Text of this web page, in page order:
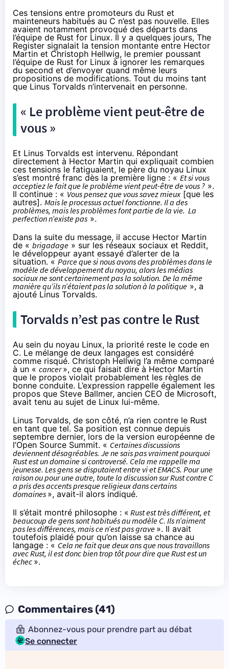
Ces tensions entre promoteurs du Rust et
mainteneurs habitués au C n’est pas nouvelle. Elles
avaient notamment provoqué des départs dans
l’équipe de Rust for Linux. Il y a quelques jours, The
Register signalait la tension montante entre Hector
Martin et Christoph Hellwig, le premier poussant
l’équipe de Rust for Linux à ignorer les remarques
du second et d’envoyer quand même leurs
propositions de modifications. Tout du moins tant
que Linus Torvalds n’intervenait en personne.
« Le problème vient peut-être de
vous »
Et Linus Torvalds est intervenu. Répondant
directement à Hector Martin qui expliquait combien
ces tensions le fatiguaient, le père du noyau Linux
s’est montré franc dès la première ligne : « Et si vous
acceptiez le fait que le problème vient peut-être de vous ? ».
Il continue : « Vous pensez que vous savez mieux[que les
autres]. Mais le processus actuel fonctionne. Il a des
problèmes, mais les problèmes font partie de la vie. La
perfection n’existe pas ».
Dans la suite du message, il accuse Hector Martin
de « brigadage » sur les réseaux sociaux et Reddit,
le développeur ayant essayé d’alerter de la
situation. « Parce que si nous avons des problèmes dans le
modèle de développement du noyau, alors les médias
sociaux ne sont certainement pas la solution. De la même
manière qu’ils n’étaient pas la solution à la politique », a
ajouté Linus Torvalds.
Torvalds n’est pas contre le Rust
Au sein du noyau Linux, la priorité reste le code en
C. Le mélange de deux langages est considéré
comme risqué. Christoph Hellwig l’a même comparé
à un « cancer», ce qui faisait dire à Hector Martin
que le propos violait probablement les règles de
bonne conduite. L’expression rappelle également les
propos que Steve Ballmer, ancien CEO de Microsoft,
avait tenu au sujet de Linux lui-même.
Linus Torvalds, de son côté, n’a rien contre le Rust
en tant que tel. Sa position est connue depuis
septembre dernier, lors de la version européenne de
l’Open Source Summit. « Certaines discussions
deviennent désagréables. Je ne sais pas vraiment pourquoi
Rust est un domaine si controversé. Cela me rappelle ma
jeunesse. Les gens se disputaient entre vi et EMACS. Pour une
raison ou pour une autre, toute la discussion sur Rust contre C
a pris des accents presque religieux dans certains
domaines », avait-il alors indiqué.
Il s’était montré philosophe : « Rust est très différent, et
beaucoup de gens sont habitués au modèle C. Ils n’aiment
pas les différences, mais ce n’est pas grave ». Il avait
toutefois plaidé pour qu’on laisse sa chance au
langage : « Cela ne fait que deux ans que nous travaillons
avec Rust, il est donc bien trop tôt pour dire que Rust est un
échec ».
Commentaires (41)
Abonnez-vous pour prendre part au débat
Se connecter